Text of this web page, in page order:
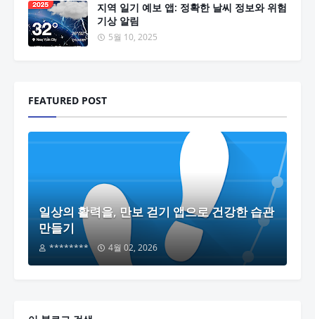
지역 일기 예보 앱: 정확한 날씨 정보와 위험
기상 알림
5월 10, 2025
FEATURED POST
일상의 활력을, 만보 걷기 앱으로 건강한 습관
만들기
******** 4월 02, 2026